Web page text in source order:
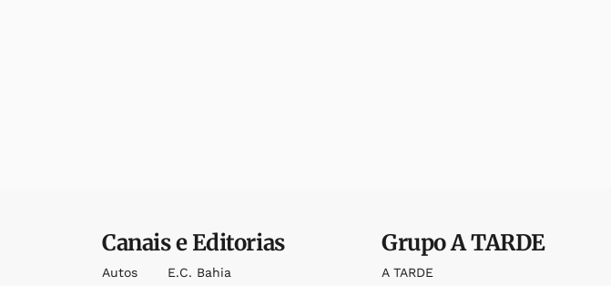
Canais e Editorias
Autos E.c. Bahia
GrupoA TARDE
A TARDE